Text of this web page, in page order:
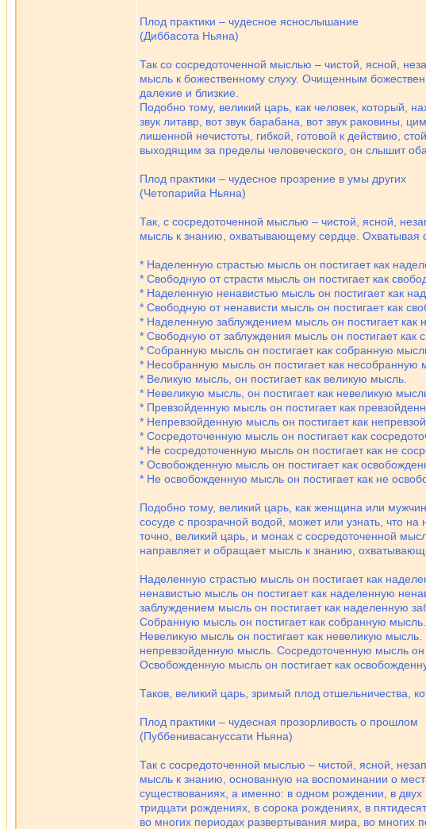
Плод практики – чудесное яснослышание
(Диббасота Ньяна)
Так со сосредоточенной мыслью – чистой, ясной,
мысль к божественному слуху. Очищенным
далекие и близкие.
Подобно тому, великий царь, как человек, который,
звук литавр, вот звук барабана, вот звук раковины,
лишенной нечистоты, гибкой, готовой к действию,
выходящим за пределы человеческого, он слышит
Плод практики – чудесное прозрение в умы других
(Четопарийа Ньяна)
Так, с сосредоточенной мыслью – чистой, ясной,
мысль к знанию, охватывающему сердце. Охватывая
* Наделенную страстью мысль он постигает как
* Свободную от страсти мысль он постигает как
* Наделенную ненавистью мысль он постигает как
* Свободную от ненависти мысль он постигает как
* Наделенную заблуждением мысль он постигает как
* Свободную от заблуждения мысль он постигает как
* Собранную мысль он постигает как собранную
* Несобранную мысль он постигает как несобранную
* Великую мысль, он постигает как великую мысль.
* Невеликую мысль, он постигает как невеликую
* Превзойденную мысль он постигает как
* Непревзойденную мысль он постигает как
* Сосредоточенную мысль он постигает как
* Не сосредоточенную мысль он постигает как не
* Освобожденную мысль он постигает как
* Не освобожденную мысль он постигает как не
Подобно тому, великий царь, как женщина или
сосуде с прозрачной водой, может или узнать, что
точно, великий царь, и монах с сосредоточенной
направляет и обращает мысль к знанию,
Наделенную страстью мысль он постигает как
ненавистью мысль он постигает как наделенную
заблуждением мысль он постигает как наделенную
Собранную мысль он постигает как собранную
Невеликую мысль он постигает как невеликую
непревзойденную мысль. Сосредоточенную мысль он
Освобожденную мысль он постигает как
Таков, великий царь, зримый плод отшельничества,
Плод практики – чудесная прозорливость о прошлом
(Пуббенивасануссати Ньяна)
Так с сосредоточенной мыслью – чистой, ясной,
мысль к знанию, основанную на воспоминании о
существованиях, а именно: в одном рождении, в
тридцати рождениях, в сорока рождениях, в
во многих периодах развертывания мира, во многих